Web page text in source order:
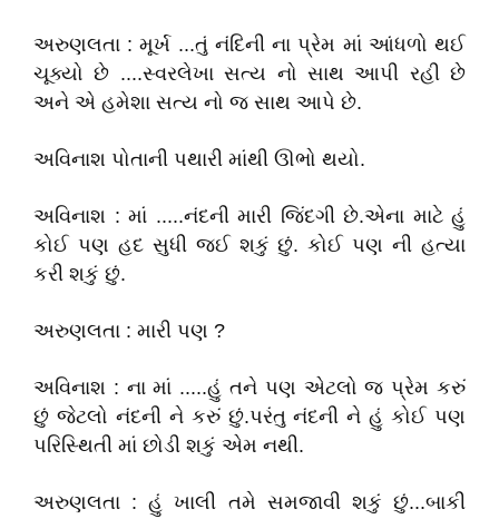
અરુણલતા : મૂર્ખ ...તું નંદિની ના પ્રેમ માં આંધળો થઈ
ચૂક્યો છે ....સ્વરલેખા સત્ય નો સાથ આપી રહી છે
અને એ હમેશા સત્ય નો જ સાથ આપે છે.
અવિનાશ પોતાની પથારી માંથી ઊભો થયો.
અવિનાશ : માં .....નંદની મારી જિંદગી છે.એના માટે હું
કોઈ પણ હદ સુધી જઈ શકું છું. કોઈ પણ ની હત્યા
કરી શકું છું.
અરુણલતા : મારી પણ ?
અવિનાશ : ના માં .....હું તને પણ એટલો જ પ્રેમ કરું
છું જેટલો નંદની ને કરું છું.પરંતુ નંદની ને હું કોઈ પણ
પરિસ્થિતી માં છોડી શકું એમ નથી.
અરુણલતા : હું ખાલી તમે સમજાવી શકું છું...બાકી